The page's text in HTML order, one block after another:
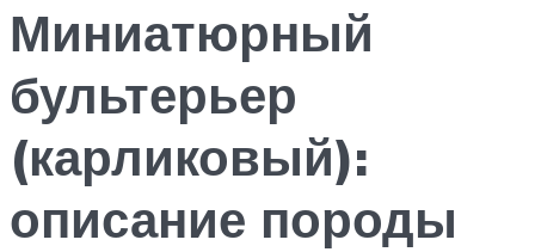
Миниатюрный
бультерьер
(карликовый):
описание породы